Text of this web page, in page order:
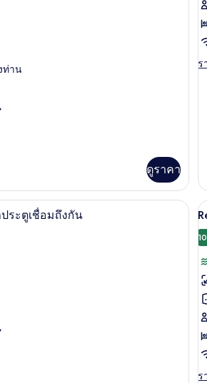
ท่าน
ดูราคา
ร
ร
น เครื่องนอนระดับพรีเมียม, มินิบาร์, ตู้นิ
ระตูเชื่อมถึงกัน
ร
ร